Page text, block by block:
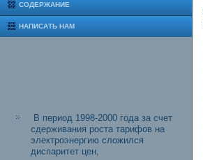
СОДЕРЖАНИЕ
НАПИСАТЬ НАМ
В период 1998-2000 года за счет
сдерживания роста тарифов на
электроэнергию сложился
диспаритет цен,